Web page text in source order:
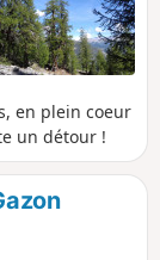
en plein coeur
un détour !